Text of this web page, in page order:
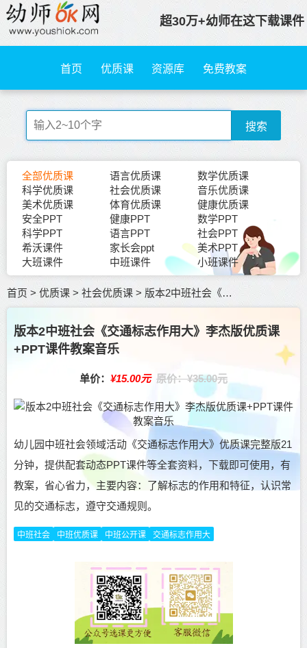
超30万+幼师在这下载课件
首页 优质课 资源库 免费教案
搜索
全部优质课 语言优质课
数学优质课
科学优质课
社会优质课
音乐优质课
美术优质课
体育优质课
健康优质课
安全PPT
健康PPT
数学PPT
科学PPT
语言PPT
社会PPT
希沃课件
家长会ppt
美术PPT
大班课件
中班课件 小班课件
首页 >优质课 > 社会优质课 > 版本2中班社会《交通标志作用大》李杰版优质课+PPT课件教案音乐
版本2中班社会《交通标志作用大》李杰版优质课
+PPT课件教案音乐
单价： ¥15.00元 原价：¥35.00元
幼儿园中班社会领域活动《交通标志作用大》优质课完整版21
分钟，提供配套动态PPT课件等全套资料，下载即可使用，有
教案，省心省力，主要内容：了解标志的作用和特征，认识常
见的交通标志，遵守交通规则。
中班社会 中班优质课 中班公开课 交通标志作用大